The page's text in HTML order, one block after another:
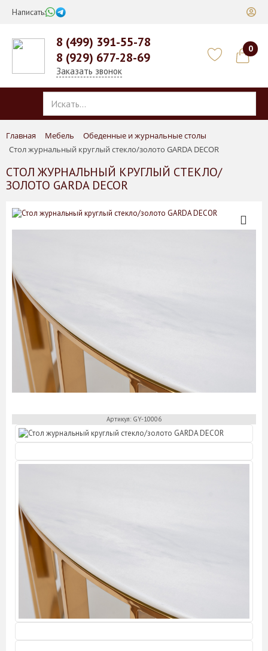
Написать:
8 (499) 391-55-78
8 (929) 677-28-69
Заказать звонок
0
Главная Мебель
Обеденные и журнальные столы
Стол журнальный круглый стекло/золото GARDA DECOR
СТОЛ ЖУРНАЛЬНЫЙ КРУГЛЫЙ СТЕКЛО/
ЗОЛОТО GARDA DECOR
Артикул: GY-10006